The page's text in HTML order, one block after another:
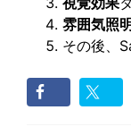
雰囲気照
その後、